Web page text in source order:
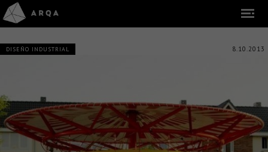
DISEÑO INDUSTRIAL 8.10.2013